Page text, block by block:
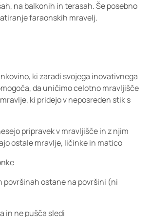
na balkonih in terasah. Še posebno
faraonskih mravelj.
ki zaradi svojega inovativnega
da uničimo celotno mravljišče
ki pridejo v neposreden stik s
pripravek v mravljišče in z njim
ostale mravlje, ličinke in matico
površinah ostane na površini (ni
in ne pušča sledi